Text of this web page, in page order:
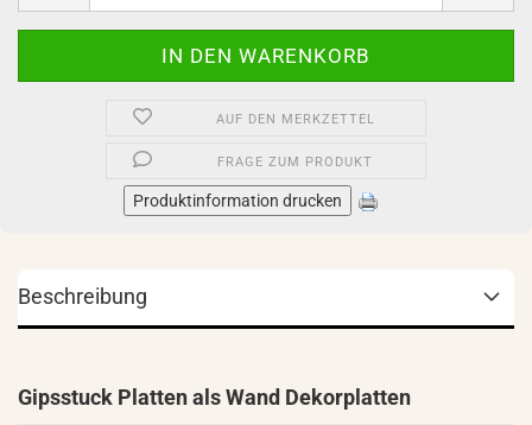
AUF DEN MERKZETTEL
FRAGE ZUM PRODUKT
Produktinformation drucken
Beschreibung
Gipsstuck Platten als Wand Dekorplatten